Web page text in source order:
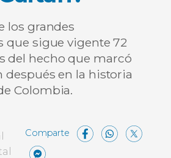
los grandes
que sigue vigente 72
del hecho que marcó
después en la historia
Colombia.